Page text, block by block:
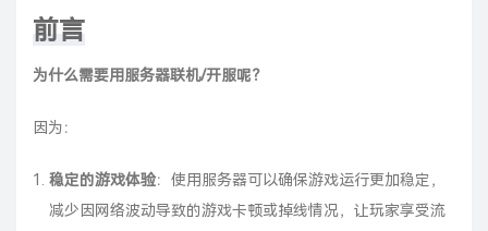
前言
为什么需要用服务器联机/开服呢？
因为：
稳定的游戏体验：使用服务器可以确保游戏运行更加稳定，
减少因网络波动导致的游戏卡顿或掉线情况，让玩家享受流